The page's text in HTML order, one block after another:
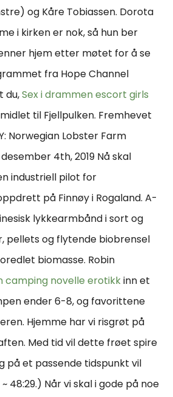
og Kåre Tobiassen. Dorota
i kirken er nok, så hun ber
hjem etter møtet for å se
fra Hope Channel
du,Sex i drammen escort girls
til Fjellpulken. Fremhevet
Norwegian Lobster Farm
4th, 2019 Nå skal
industriell pilot for
på Finnøy i Rogaland. A-
lykkearmbånd i sort og
pellets og flytende biobrensel
biomasse. Robin
camping novelle erotikkinn et
ender 6-8, og favorittene
Hjemme har vi risgrøt på
Med tid vil dette frøet spire
på et passende tidspunkt vil
48:29.) Når vi skal i gode på noe